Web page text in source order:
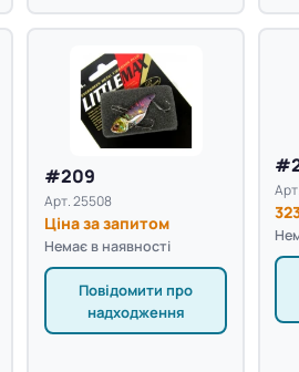
#209
Арт. 25508
Ціна за запитом
Немає в наявності
Повідомити про
надходження